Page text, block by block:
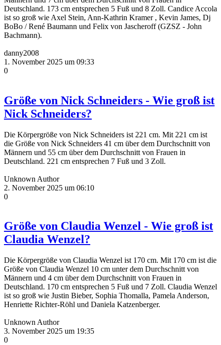
Deutschland. 173 cm entsprechen 5 Fuß und 8 Zoll. Candice Accola
ist so groß wie Axel Stein, Ann-Kathrin Kramer , Kevin James, Dj
BoBo / René Baumann und Felix von Jascheroff (GZSZ - John
Bachmann).
danny2008
1. November 2025 um 09:33
0
Größe von Nick Schneiders - Wie groß ist
Nick Schneiders?
Die Körpergröße von Nick Schneiders ist 221 cm. Mit 221 cm ist
die Größe von Nick Schneiders 41 cm über dem Durchschnitt von
Männern und 55 cm über dem Durchschnitt von Frauen in
Deutschland. 221 cm entsprechen 7 Fuß und 3 Zoll.
Unknown Author
2. November 2025 um 06:10
0
Größe von Claudia Wenzel - Wie groß ist
Claudia Wenzel?
Die Körpergröße von Claudia Wenzel ist 170 cm. Mit 170 cm ist die
Größe von Claudia Wenzel 10 cm unter dem Durchschnitt von
Männern und 4 cm über dem Durchschnitt von Frauen in
Deutschland. 170 cm entsprechen 5 Fuß und 7 Zoll. Claudia Wenzel
ist so groß wie Justin Bieber, Sophia Thomalla, Pamela Anderson,
Henriette Richter-Röhl und Daniela Katzenberger.
Unknown Author
3. November 2025 um 19:35
0